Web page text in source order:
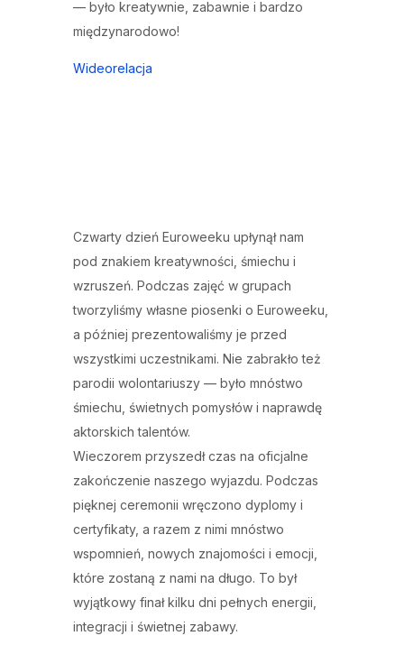
— było kreatywnie, zabawnie i bardzo
międzynarodowo!
Wideorelacja
Czwarty dzień Euroweeku upłynął nam
pod znakiem kreatywności, śmiechu i
wzruszeń. Podczas zajęć w grupach
tworzyliśmy własne piosenki o Euroweeku,
a później prezentowaliśmy je przed
wszystkimi uczestnikami. Nie zabrakło też
parodii wolontariuszy — było mnóstwo
śmiechu, świetnych pomysłów i naprawdę
aktorskich talentów.
Wieczorem przyszedł czas na oficjalne
zakończenie naszego wyjazdu. Podczas
pięknej ceremonii wręczono dyplomy i
certyfikaty, a razem z nimi mnóstwo
wspomnień, nowych znajomości i emocji,
które zostaną z nami na długo. To był
wyjątkowy finał kilku dni pełnych energii,
integracji i świetnej zabawy.